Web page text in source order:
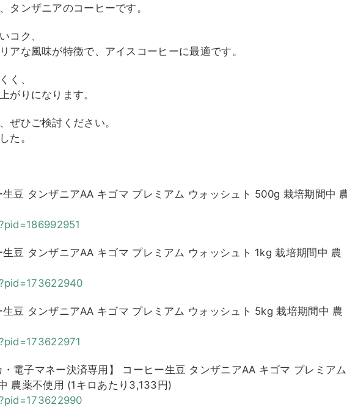
タンザニアのコーヒーです。
コク、
アな風味が特徴で、アイスコーヒーに最適です。
く、
がりになります。
ぜひご検討ください。
た。
生豆 タンザニアAA キゴマ プレミアム ウォッシュト 500g 栽培期間中
186992951
生豆 タンザニアAA キゴマ プレミアム ウォッシュト 1kg 栽培期間中 農
173622940
生豆 タンザニアAA キゴマ プレミアム ウォッシュト 5kg 栽培期間中 農
173622971
電子マネー決済専用】 コーヒー生豆 タンザニアAA キゴマ プレミアム
農薬不使用 (1キロあたり3,133円)
173622990